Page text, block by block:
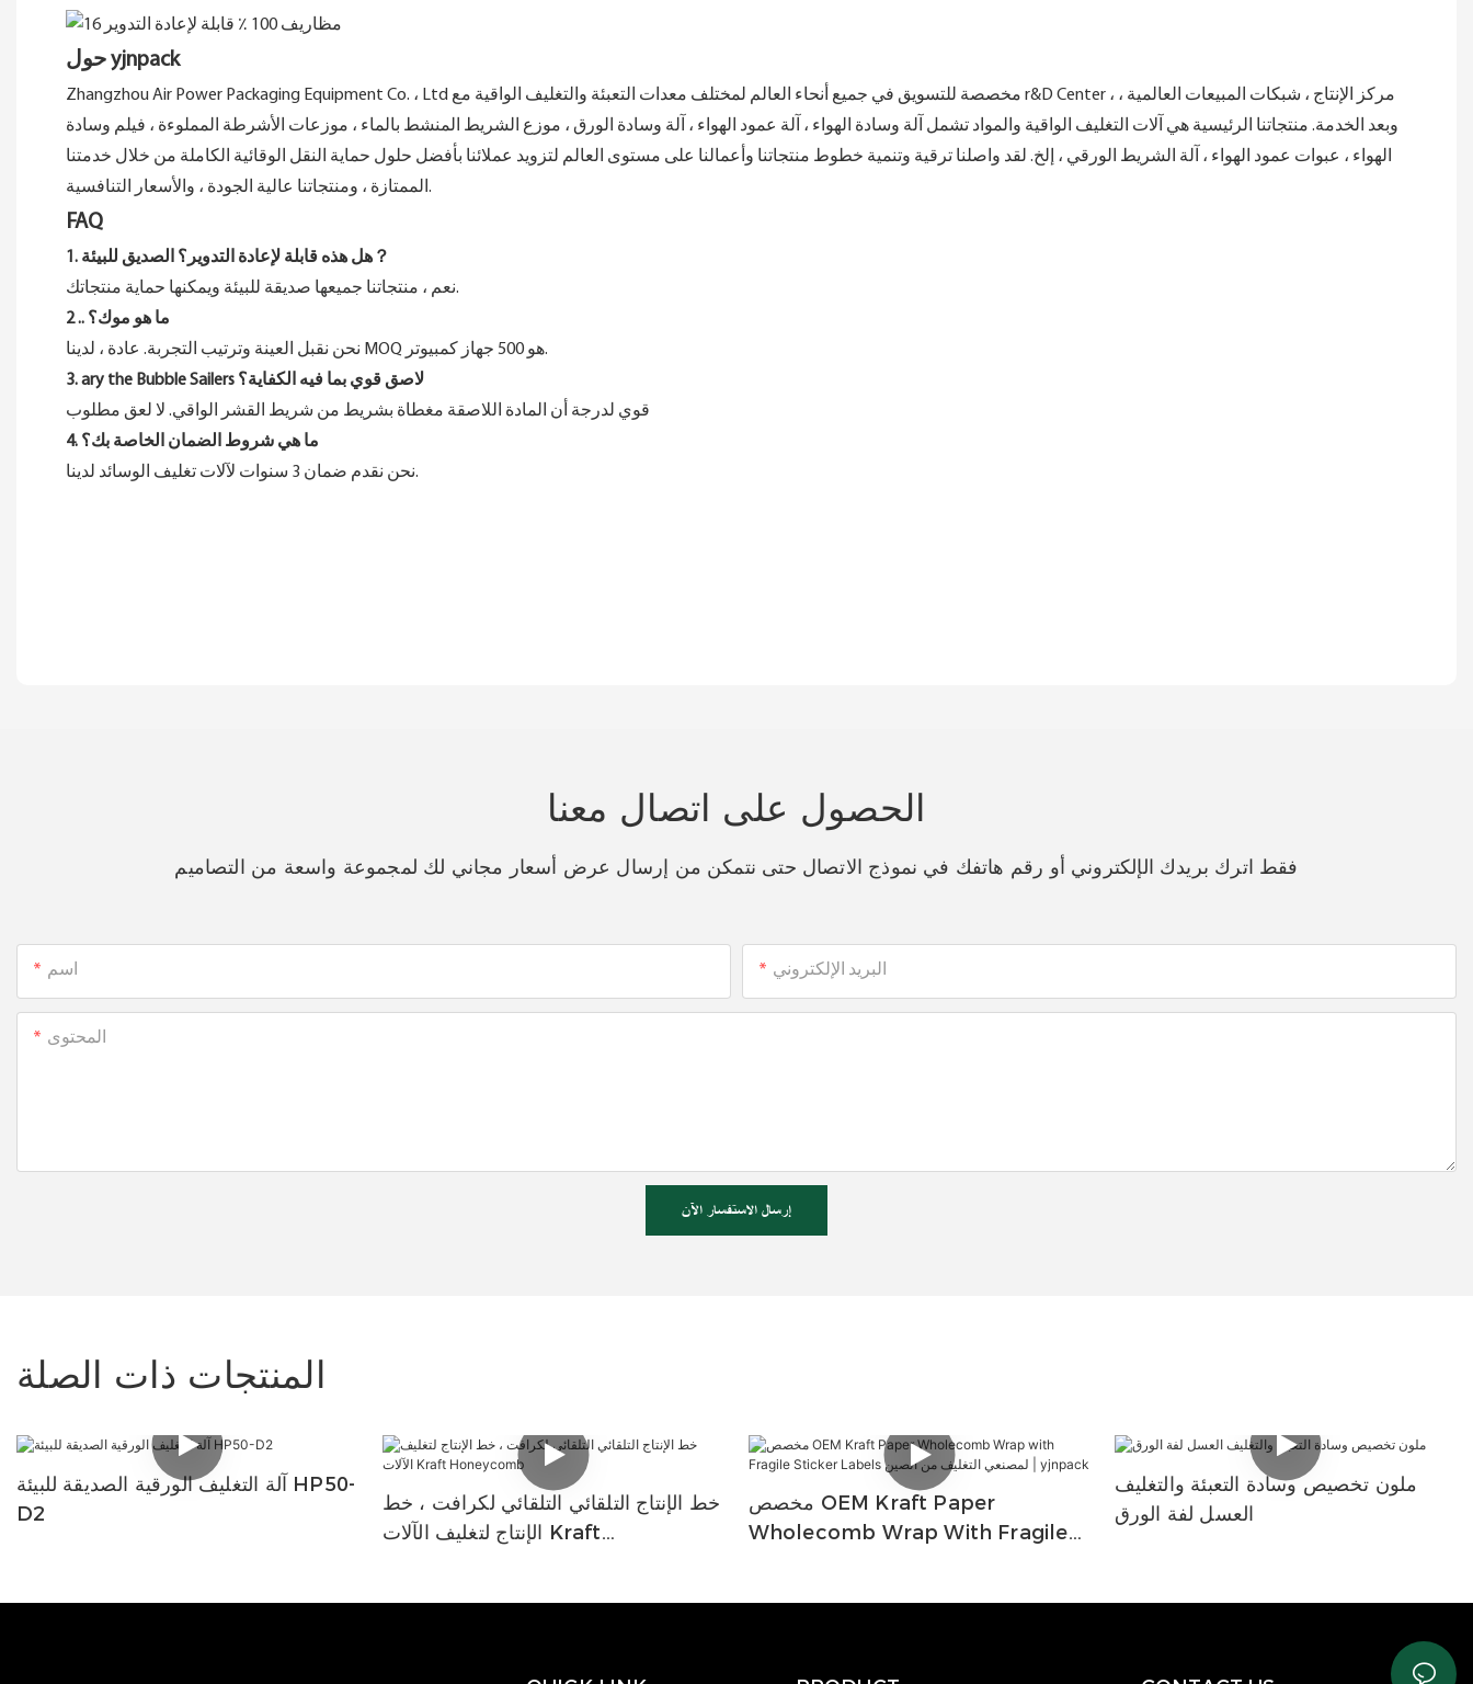
حول yjnpack
Zhangzhou Air Power Packaging Equipment Co. ، Ltd مخصصة للتسويق في جميع أنحاء العالم لمختلف معدات التعبئة والتغليف الواقية مع r&D Center ، مركز الإنتاج ، شبكات المبيعات العالمية ،
وبعد الخدمة. منتجاتنا الرئيسية هي آلات التغليف الواقية والمواد تشمل آلة وسادة الهواء ، آلة عمود الهواء ، آلة وسادة الورق ، موزع الشريط المنشط بالماء ، موزعات الأشرطة المملوءة ، فيلم وسادة
الهواء ، عبوات عمود الهواء ، آلة الشريط الورقي ، إلخ. لقد واصلنا ترقية وتنمية خطوط منتجاتنا وأعمالنا على مستوى العالم لتزويد عملائنا بأفضل حلول حماية النقل الوقائية الكاملة من خلال خدمتنا
الممتازة ، ومنتجاتنا عالية الجودة ، والأسعار التنافسية.
FAQ
1. هل هذه قابلة لإعادة التدوير؟ الصديق للبيئة？
نعم ، منتجاتنا جميعها صديقة للبيئة ويمكنها حماية منتجاتك.
2 .. ما هو موك؟
نحن نقبل العينة وترتيب التجربة. عادة ، لدينا MOQ هو 500 جهاز كمبيوتر.
3. ary the Bubble Sailers لاصق قوي بما فيه الكفاية؟
4. ما هي شروط الضمان الخاصة بك؟
نحن نقدم ضمان 3 سنوات لآلات تغليف الوسائد لدينا.
الحصول على اتصال معنا
فقط اترك بريدك الإلكتروني أو رقم هاتفك في نموذج الاتصال حتى نتمكن من إرسال عرض أسعار مجاني لك لمجموعة واسعة من التصاميم
اسم البريد الإلكتروني
المحتوى
إرسال الاستفسار الآن
المنتجات ذات الصلة
آلة التغليف الورقية الصديقة للبيئة HP50-
D2
خط الإنتاج التلقائي التلقائي لكرافت ، خط
الإنتاج لتغليف الآلات Kraft
مخصص OEM Kraft Paper
Wholecomb Wrap With Fragile
ملون تخصيص وسادة التعبئة والتغليف
العسل لفة الورق